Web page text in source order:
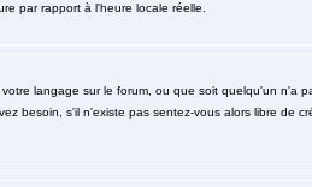
par rapport à l'heure locale réelle.
langage sur le forum, ou que soit quelqu'un n'a
besoin, s'il n'existe pas sentez-vous alors libre de